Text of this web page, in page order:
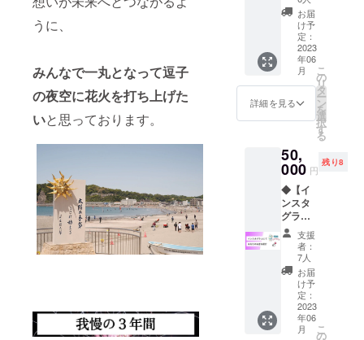
うに、
みんなで一丸となって逗子
の夜空に花火を打ち上げた
いと思っております。
（ペ
ルー
産）、
抹茶
（国
産） ル
クマ茶
（ほう
じ
茶）：
（国
産）、
ルクマ
パウ
ダー
（ペ
ルー
産）、
ほうじ
茶（国
産）
「原材
料及び
添加物
等の食
り致し
ます。
・商品
の発送
連絡
は、
メール
にてご
連絡致
しま
花火が
中止に
なった
場合に
も発送
致しま
す。
・ご支
援頂い
た方に
花火大
会ご支
援感謝
のメー
ルをお
送り致
しま
商品の
発送連
絡は、
メール
にてご
連絡致
しま
す。 ・
花火が
中止に
なった
場合に
も発送
致しま
す。
パック
「原材
料及び
添加物
等の食
品表示
け商品
のラベ
ます」
※上記、
商品よ
り１点
をお選
び頂け
ます。
※カタロ
グ有効
期限は
購入日
より100
日 ※冷
凍発
援をお
願い致
しま
す。 ・
5/21（
日）23
時59分
までに
を購入
してく
ださ
い。そ
れ以降
の購入
はお席
のご用
意がで
きない
可能性
があり
ます。
・当日
スパー
クリン
グワイ
ンの
セット
をお席
にてご
用意し
らのチ
ケット1
枚で1名
分のチ
ケット
となり
ますの
で、必
ず必要
人数分
のご支
援をお
願い致
しま
す。 ・
バーズ
のHPに
てお店
の紹介
記事を
書かせ
て頂き
ます。
・花火
大会以
メール
にて日
程調整
のご連
絡をさ
せて頂
きま
す。 ・
備考欄
に店舗
名と店
舗住所
をご記
入くだ
さい。
お届
け予
定：
2023
年06
月
詳細を見る
こ
の
リ
タ
ー
ン
を
選
択
す
る
50,
000 円
残り8
◆【イ
ンスタ
グラム
にて紹
介】 ・
湘南ラ
バーズ
のSNS
で店舗
や企業
紹介を
させて
支援
者：
7人
お届
け予
定：
2023
年06
月
こ
の